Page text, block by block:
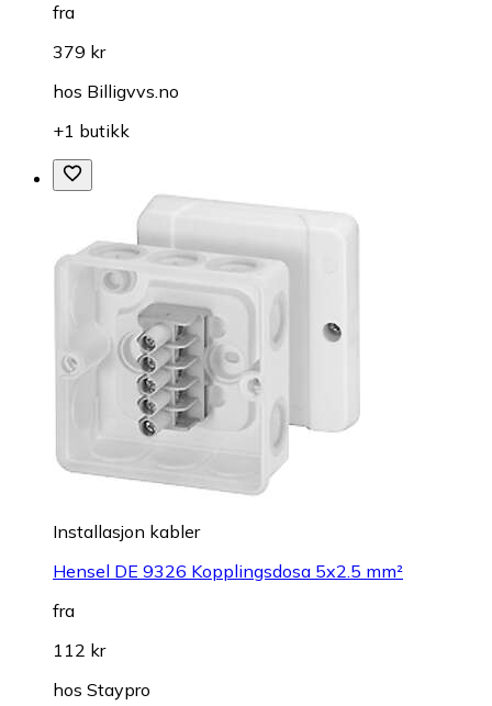
fra
379 kr
hos Billigvvs.no
+1 butikk
Installasjon kabler
Hensel DE 9326 Kopplingsdosa 5x2.5 mm²
fra
112 kr
hos Staypro